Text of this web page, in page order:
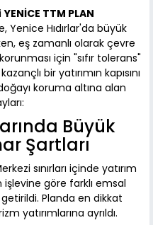
YENİCE TTM PLAN
Yenice Hıdırlar'da büyük
eş zamanlı olarak çevre
için "sıfır tolerans"
bir yatırımın kapısını
koruma altına alan
Büyük
Şartları
sınırları içinde yatırım
göre farklı emsal
getirildi. Planda en dikkat
yatırımlarına ayrıldı.